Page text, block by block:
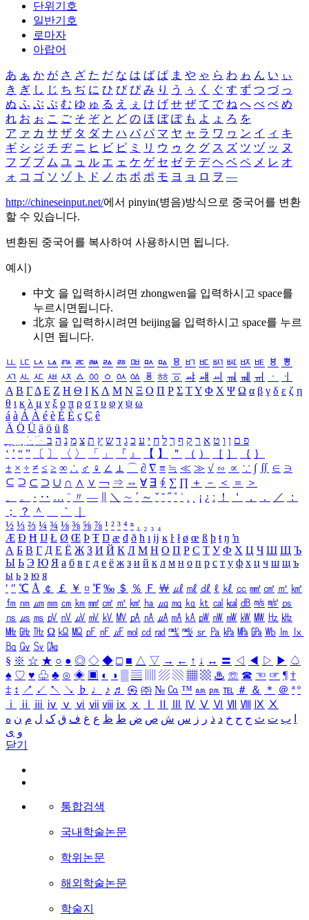
단위기호
일반기호
로마자
아랍어
あ ぁ か が さ ざ た だ な は ば ぱ ま や ゃ ら わ ゎ ん い ぃ
き ぎ し じ ち ぢ に ひ び ぴ み り う ぅ く ぐ す ず つ づ っ
ぬ ふ ぶ ぷ む ゆ ゅ る え ぇ け げ せ ぜ て で ね へ べ ぺ め
れ お ぉ こ ご そ ぞ と ど の ほ ぼ ぽ も よ ょ ろ を
ア ァ カ サ ザ タ ダ ナ ハ バ パ マ ヤ ャ ラ ワ ヮ ン イ ィ キ
ギ シ ジ チ ヂ ニ ヒ ビ ピ ミ リ ウ ゥ ク グ ス ズ ツ ヅ ッ ヌ
フ ブ プ ム ユ ュ ル エ ェ ケ ゲ セ ゼ テ デ ヘ ベ ペ メ レ オ
ォ コ ゴ ソ ゾ ト ド ノ ホ ボ ポ モ ヨ ョ ロ ヲ ―
http://chineseinput.net/에서 pinyin(병음)방식으로 중국어를 변환
할 수 있습니다.
변환된 중국어를 복사하여 사용하시면 됩니다.
예시)
中文 을 입력하시려면 zhongwen을 입력하시고 space를
누르시면됩니다.
北京 을 입력하시려면 beijing을 입력하시고 space를 누르
시면 됩니다.
ㅥ ㅦ ㅧ ㅨ ㅩ ㅪ ㅫ ㅬ ㅭ ㅮ ㅯ ㅰ ㅱ ㅲ ㅳ ㅴ ㅵ ㅶ ㅷ ㅸ
ㅹ
ㅺ ㅻ ㅼ ㅽ ㅾ ㅿ ㆀ ㆁ ㆂ ㆃ ㆄ ㆅ ㆆ ㆇ ㆈ ㆉ ㆊ ㆋ ㆌ ㆍ
ㆎ
Α Β ΓΔ Ε Ζ Η Θ Ι ΚΛ Μ Ν Ξ Ο Π Ρ Σ ΤΥ Φ Χ Ψ Ω α β γ δ ε ζ η
θ ι κ λ μ ν ξ ο π ρ σ τ υ φ χ ψ ω
á à Á À é è É È ç Ç ê
Ä Ö Ü ä ö ü ß
ִֶֹ ֻּ ׁׂ פ ם ן ו ט א ר ק ף ך ל ח י ע כ ג ד ש ץ ת צ מ נ ה ב
‘ ’ “ ” 〔 〕 〈 〉 「 」 『 』 【 】 ＂ （ ） ［ ］ ｛ ｝
± × ÷ ≠ ≤ ≥ ∞ ∴ ♂ ♀ ∠ ⊥ ⌒ ∂ ∇ ≡ ≒ ≪ ≫ √ ∽ ∝ ∵ ∫ ∬ ∈ ∋
⊆ ⊇ ⊂ ⊃ ∪ ∩ ∧ ∨ ￢ ⇒ ⇔ ∀ ∃ ∮ ∑ ∏ ＋ － ＜ ＝
＞
、
。 · ‥ … ¨ 〃 ― ＼ ∼ ´ ～ ˇ ˘ ˝ ˚ ˙ ¸ ¡ ¿ ː ！ ＇ ， ． ／
：
；
？ ＾ ｀
½ ⅓ ⅔ ¼ ¾ ⅛ ⅜ ⅝ ⅞ ¹ ² ³ ⁴ ⁿ ₁ ₂ ₃ ₄
Æ Ð Ħ Ĳ Ł Ø Œ Þ Ŧ Ŋ æ đ ð ħ ı ĳ ĸ ŀ ł ø œ ß þ ŧ ŋ ŉ
А Б В Г Д Е Ё Ж З И Й К Л М Н О П Р С Т У Ф Х Ц Ч Ш Щ Ъ
Ы Ь Э Ю Я а б в г д е ё ж з и й к л м н о п р с т у ф х ц ч ш щ ъ
ы ь э ю я
′ ″ ℃ Å ￠ ￡ ￥ ¤ ℉ ‰ ＄ ％ Ｆ ￦ ㎕ ㎖ ㎗ ℓ ㎘ ㏄ ㎣ ㎤ ㎥ ㎦
㎙ ㎚ ㎛ ㎜ ㎝ ㎞ ㎟ ㎠ ㎡ ㎢ ㏊ ㎍ ㎎ ㎏ ㏏ ㎈ ㎉ ㏈ ㎧ ㎨ ㎰
㎱ ㎲ ㎳ ㎴ ㎵ ㎶ ㎷ ㎸ ㎹ ㎀ ㎁ ㎂ ㎃ ㎄ ㎺ ㎻ ㎽ ㎾ ㎿ ㎐ ㎑
㎒ ㎓ ㎔ Ω ㏀ ㏁ ㎊ ㎋ ㎌ ㏖ ㏅ ㎭ ㎮ ㎯ ㏛ ㎩ ㎪ ㎫ ㎬ ㏝ ㏐
㏓
㏃ ㏉ ㏜ ㏆
§ ※ ☆ ★ ○ ● ◎ ◇ ◆ □ ■ △ ▽ → ← ↑ ↓ ↔ 〓 ◁ ◀ ▷ ▶ ♤
♠ ♡ ♥ ♧ ♣ ⊙ ◈ ▣ ◐ ◑ ▒ ▤ ▨ ▧ ▦ ▩ ♨ ☏ ☎ ☜ ☞ ¶ †
‡ ↕ ↗ ↙ ↖ ↘ ♭ ♩ ♪ ♬ ㉿ ㈜ № ㏇ ™ ㏂ ㏘ ℡ ＃ ＆ ＊ ＠ ª º
ⅰ
ⅱ ⅲ ⅳ ⅴ ⅵ ⅶ ⅷ ⅸ ⅹ Ⅳ Ⅴ Ⅵ Ⅶ Ⅷ Ⅸ Ⅹ
ب ت ث ج ح خ د ذ ر ز س ش ص ض ط ظ ع غ ف ق ک ل م ن ه
و ی
닫기
통합검색
국내학술논문
학위논문
해외학술논문
학술지